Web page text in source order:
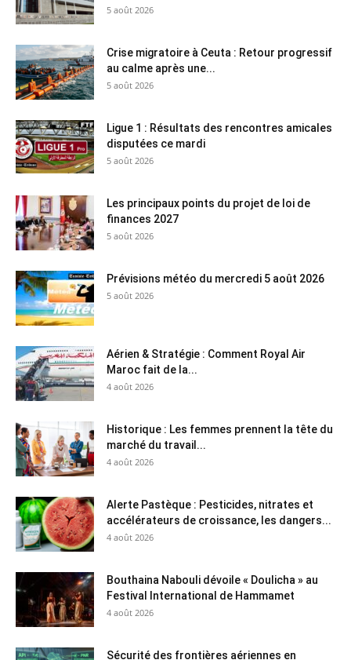
5 août 2026
Crise migratoire à Ceuta : Retour progressif
au calme après une...
5 août 2026
Ligue 1 : Résultats des rencontres amicales
disputées ce mardi
5 août 2026
Les principaux points du projet de loi de
finances 2027
5 août 2026
Prévisions météo du mercredi 5 août 2026
5 août 2026
Aérien & Stratégie : Comment Royal Air
Maroc fait de la...
4 août 2026
Historique : Les femmes prennent la tête du
marché du travail...
4 août 2026
Alerte Pastèque : Pesticides, nitrates et
accélérateurs de croissance, les dangers...
4 août 2026
Bouthaina Nabouli dévoile « Doulicha » au
Festival International de Hammamet
4 août 2026
Sécurité des frontières aériennes en